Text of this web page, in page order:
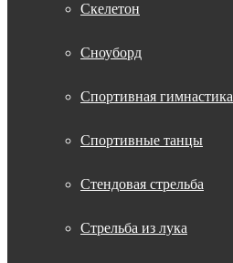
Скелетон
Сноуборд
Спортивная гимнастика
Спортивные танцы
Стендовая стрельба
Стрельба из лука